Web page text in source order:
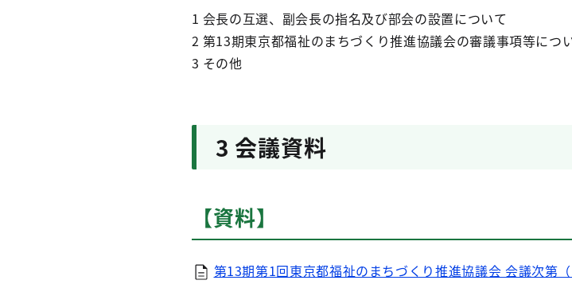
1 会長の互選、副会長の指名及び部会の設置について
2 第13期東京都福祉のまちづくり推進協議会の審議事項等につ
3 その他
3 会議資料
【資料】
第13期第1回東京都福祉のまちづくり推進協議会 会議次第（